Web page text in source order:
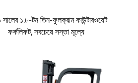
১.৮-টন তিন-ফুলক্রাম কাউন্টারওয়েট
ফর্কলিফট, সবচেয়ে সস্তা মূল্যে